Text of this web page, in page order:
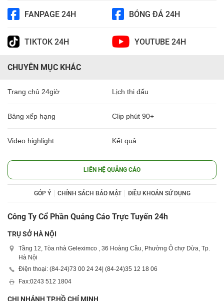
FANPAGE 24H BÓNG ĐÁ 24H
TIKTOK 24H YOUTUBE 24H
CHUYÊN MỤC KHÁC
Trang chủ 24giờ Lịch thi đấu
Bảng xếp hạng Clip phút 90+
Video highlight Kết quả
LIÊN HỆ QUẢNG CÁO
GÓP Ý CHÍNH SÁCH BẢO MẬT ĐIỀU KHOẢN SỬ DỤNG
Công Ty Cổ Phần Quảng Cáo Trực Tuyến 24h
TRỤ SỞ HÀ NỘI
Tầng 12, Tòa nhà Geleximco , 36 Hoàng Cầu, Phường Ô chợ Dừa, Tp.
Hà Nội
Điện thoại: (84-24)73 00 24 24 | (84-24)35 12 18 06
Fax:0243 512 1804
CHI NHÁNH TP.HỒ CHÍ MINH